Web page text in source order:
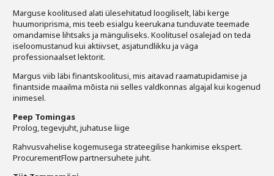
Marguse koolitused alati ülesehitatud loogiliselt, läbi kerge
huumoriprisma, mis teeb esialgu keerukana tunduvate teemade
omandamise lihtsaks ja mänguliseks. Koolitusel osalejad on teda
iseloomustanud kui aktiivset, asjatundlikku ja väga
professionaalset lektorit.
Margus viib läbi finantskoolitusi, mis aitavad raamatupidamise ja
finantside maailma mõista nii selles valdkonnas algajal kui kogenud
inimesel.
Peep Tomingas
Prolog, tegevjuht, juhatuse liige
Rahvusvahelise kogemusega strateegilise hankimise ekspert.
ProcurementFlow partnersuhete juht.